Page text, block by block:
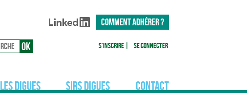
COMMENT ADHÉRER ?
S'inscrire Se connecter
Les digues SIRS Digues Contact